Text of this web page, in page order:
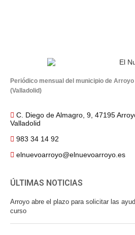
Periódico mensual del municipio de
(Valladolid)
C. Diego de Almagro, 9, 47195
Valladolid
983 34 14 92
elnuevoarroyo@elnuevoarroyo.es
ÚLTIMAS NOTICIAS
Arroyo abre el plazo para solicitar las
curso